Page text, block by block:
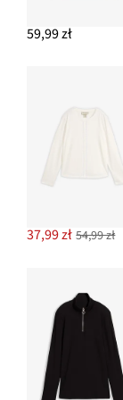
59,99 zł
37,99 zł 54,99 zł